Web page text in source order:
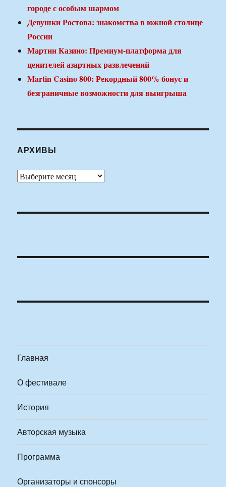
городе с особым шармом
Девушки Ростова: знакомства в южной столице
России
Мартин Казино: Премиум-платформа для
ценителей азартных развлечений
Martin Casino 800: Рекордный 800% бонус и
безграничные возможности для выигрыша
АРХИВЫ
Архивы
Главная
О фестивале
История
Авторская музыка
Программа
Организаторы и спонсоры